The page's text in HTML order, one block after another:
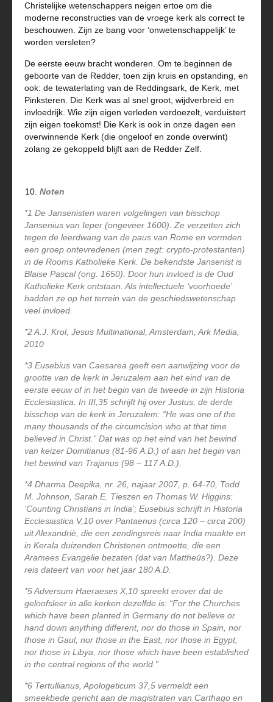
Christelijke wetenschappers neigen ertoe om die
moderne reconstructies van de vroege kerk als correct te
beschouwen. Zijn ze bang voor ‘onwetenschappelijk’ te
worden versleten?
De eerste eeuw bracht wonderen. Om te beginnen de
geboorte van de Redder, toen zijn kruis en opstanding, en
ook: de tewaterlating van de Reddingsark, de Kerk, met
Pinksteren. Die Kerk was al snel groot, wijdverbreid en
invloedrijk. Wie zijn eigen verleden verdoezelt, verduistert
zijn eigen toekomst! Die Kerk is ook in onze dagen een
overwinnende Kerk (die ongeloof en zonde overwint)
zolang ze gekoppeld blijft aan de Redder Zelf.
Noten
*1 De Jansenisten waren volgelingen van bisschop
Jansenius van Ieper (ongeveer 1600). Ze verzetten zich
tegen de leerdwang van de paus van Rome en vormden
een groep ontevredenen (men zegt: crypto-protestanten)
in de Rooms Katholieke Kerk. De bekendste Jansenist is
Blaise Pascal (ong. 1650). Door hun invloed is de Oud
Katholieke Kerk ontstaan. Als intellectuele ‘voorhoede’
hadden ze op het terrein van de geschiedswetenschap
veel invloed.
*2 A.J. Krol, Jesus Multinational, Amsterdam, Ark Media,
2010
*3 Eusebius van Caesarea geeft een aanwijzing voor de
grootte van de kerk in Jeruzalem aan het eind van de
eerste eeuw of in het begin van de tweede in zijn Historia
Ecclesiastica. In III,35 schrijft hij over Justus, de derde
bisschop van de kerk in Jeruzalem: “He was one of the
many thousands of the circumcision who at that time
believed in Christ.” Dat was op het eind van het bewind
van keizer Domitianus (81-96 A.D.) of aan het begin van
het bewind van Trajanus (98 – 117 A.D.).
*4 Dharma Deepika, nr. 26, najaar 2007, p. 64-70, Todd
M. Johnson, Sarah E. Tieszen en Thomas W. Higgins:
‘Counting Christians in India’; Eusebius schrijft in Historia
Ecclesiastica V,10 over Pantaenus (circa 120 – circa 200)
uit Alexandrië, die een zendingsreis naar India maakte en
in Kerala duizenden Christenen ontmoette, die een
Aramees Evangelie bezaten (dat van Mattheüs?). Deze
reis dateert van voor het jaar 180 A.D.
*5 Adversum Haeraeses X,10 spreekt erover dat de
geloofsleer in alle kerken dezelfde is: “For the Churches
which have been planted in Germany do not believe or
hand down anything different, nor do those in Spain, nor
those in Gaul, nor those in the East, nor those in Egypt,
nor those in Libya, nor those which have been established
in the central regions of the world.”
*6 Tertullianus, Apologeticum 37,5 vermeldt een
smeekbede gericht aan de magistraten van Carthago en